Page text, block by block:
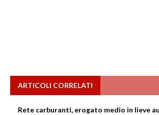
ARTICOLI CORRELATI
Rete carburanti, erogato medio in lieve